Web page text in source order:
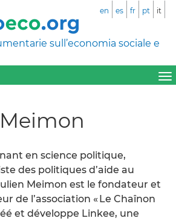
sull’economia sociale e
en es fr pt it
en science politique,
des politiques d’aide au
Meimon est le fondateur et
de l’association « Le Chaînon
et développe Linkee, une